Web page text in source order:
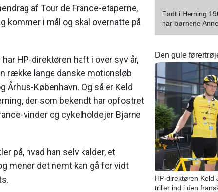
Født i Herning
har børnene
Den gule
HP-direktøren Keld
triller ind i den
af Tour de France-etaperne,
kommer i mål og skal overnatte på
HP-direktøren haft i over syv år,
række lange danske motionsløb
Århus-København. Og så er Keld
der som bekendt har opfostret
vinder og cykelholdejer Bjarne
på, hvad han selv kalder, et
mener det nemt kan gå for vidt